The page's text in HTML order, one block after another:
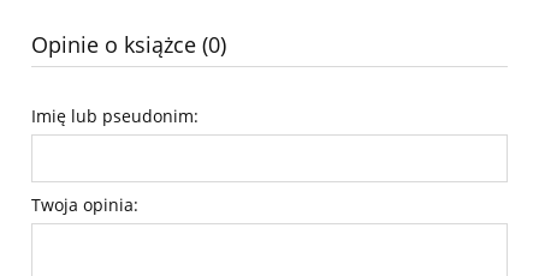
Opinie o książce (0)
Imię lub pseudonim:
Twoja opinia: